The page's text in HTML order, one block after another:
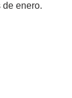
de enero.